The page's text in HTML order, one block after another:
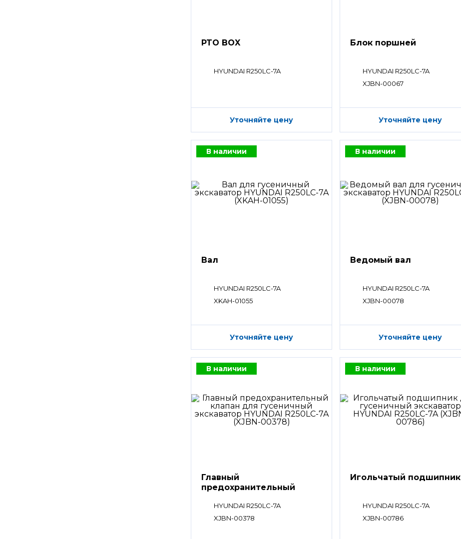
PTO BOX
HYUNDAI R250LC-7A
Уточняйте цену
Блок поршней
HYUNDAI R250LC-7A
XJBN-00067
Уточняйте цену
В наличии
Вал
HYUNDAI R250LC-7A
XKAH-01055
Уточняйте цену
В наличии
Ведомый вал
HYUNDAI R250LC-7A
XJBN-00078
Уточняйте цену
В наличии
Главный
предохранительный
HYUNDAI R250LC-7A
XJBN-00378
В наличии
Игольчатый подшипник
HYUNDAI R250LC-7A
XJBN-00786